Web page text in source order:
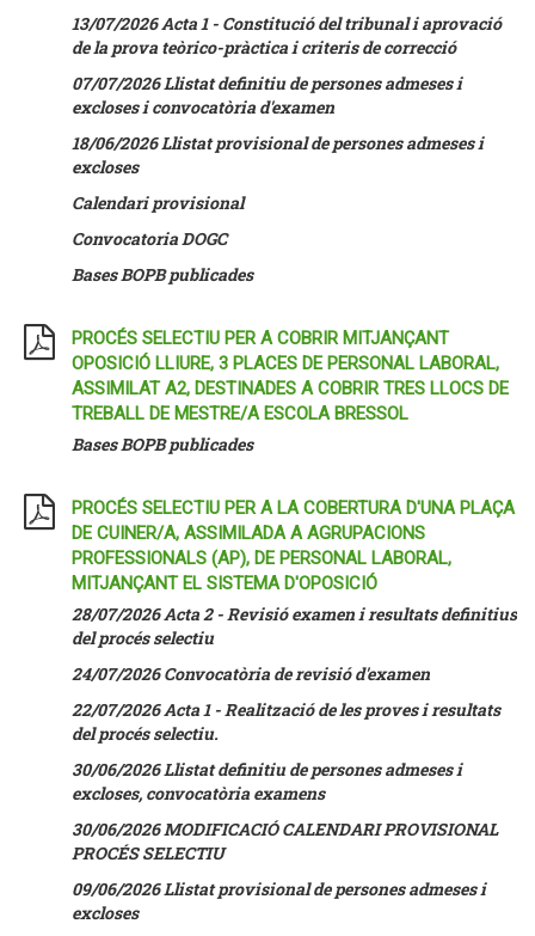
13/07/2026 Acta 1 - Constitució del tribunal i aprovació
de la prova teòrico-pràctica i criteris de correcció
07/07/2026Llistat definitiu de persones admeses i
excloses i convocatòria d'examen
18/06/2026Llistat provisional de persones admeses i
excloses
Calendari provisional
Convocatoria DOGC
Bases BOPB publicades
PROCÉS SELECTIU PER A COBRIR MITJANÇANT
OPOSICIÓ LLIURE, 3 PLACES DE PERSONAL LABORAL,
ASSIMILAT A2, DESTINADES A COBRIR TRES LLOCS DE
TREBALL DE MESTRE/A ESCOLA BRESSOL
Bases BOPB publicades
PROCÉS SELECTIU PER A LA COBERTURA D'UNA PLAÇA
DE CUINER/A, ASSIMILADA A AGRUPACIONS
PROFESSIONALS (AP), DE PERSONAL LABORAL,
MITJANÇANT EL SISTEMA D'OPOSICIÓ
28/07/2026 Acta 2 - Revisió examen i resultats definitius
del procés selectiu
24/07/2026 Convocatòria de revisió d'examen
22/07/2026 Acta 1 - Realització de les proves i resultats
del procés selectiu.
30/06/2026 Llistat definitiu de persones admeses i
excloses, convocatòria examens
30/06/2026 MODIFICACIÓ CALENDARI PROVISIONAL
PROCÉS SELECTIU
09/06/2026Llistat provisional de persones admeses i
excloses